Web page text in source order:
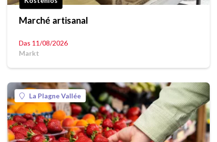
Marché artisanal
Das 11/08/2026
Markt
La Plagne Vallée